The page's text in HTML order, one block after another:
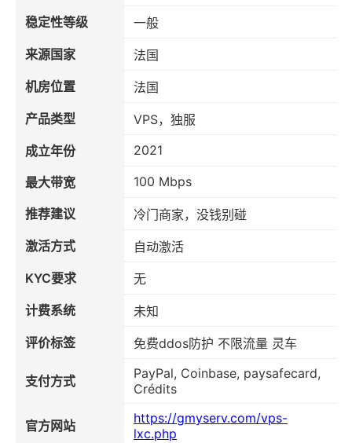
稳定性等级
一般
来源国家
法国
机房位置
法国
产品类型
VPS，独服
成立年份
2021
最大带宽 100 Mbps
推荐建议
冷门商家，没钱别碰
激活方式
自动激活
KYC要求
无
计费系统
未知
评价标签
免费ddos防护 不限流量 灵车
支付方式
PayPal, Coinbase, paysafecard,
Crédits
官方网站
https://gmyserv.com/vps-
lxc.php